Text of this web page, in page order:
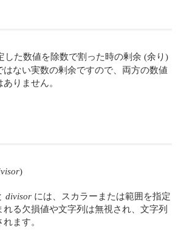
した数値を除数で割った時の剰余 (余り)
はない実数の剰余ですので、両方の数値
りません。
)
divisor には、スカラーまたは範囲を指定
れる欠損値や文字列は無視され、文字列
ます。